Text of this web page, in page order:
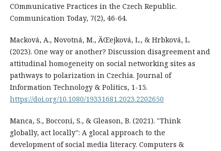
COmmunicative Practices in the Czech Republic.
Communication Today, 7(2), 46-64.
Macková, A., Novotná, M., ÄŒejková, L., & Hrbková, L.
(2023). One way or another? Discussion disagreement and
attitudinal homogeneity on social networking sites as
pathways to polarization in Czechia. Journal of
Information Technology & Politics, 1-15.
https://doi.org/10.1080/19331681.2023.2202650
Manca, S., Bocconi, S., & Gleason, B. (2021). "Think
globally, act locally": A glocal approach to the
development of social media literacy. Computers &